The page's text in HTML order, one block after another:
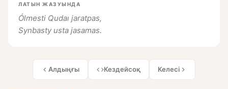
ЛАТЫН ЖАЗУЫНДА
Ólmesti Qudaı jaratpas,
Synbasty usta jasamas.
Алдыңғы Кездейсоқ Келесі